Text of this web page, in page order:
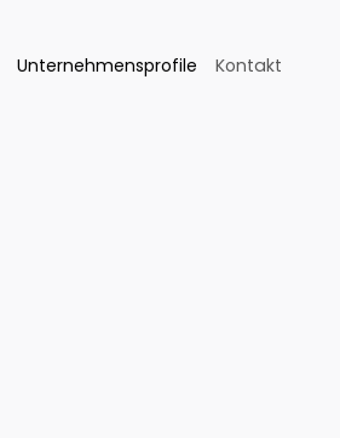
Unternehmensprofile Kontakt